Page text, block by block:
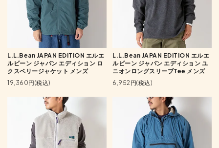
L.L.Bean JAPAN EDITION エルエ
ルビーン ジャパン エディション ロ
クスベリージャケット メンズ
19,360円(税込)
L.L.Bean JAPAN EDITION エルエ
ルビーン ジャパン エディション ユ
ニオンロングスリーブTee メンズ
6,952円(税込)